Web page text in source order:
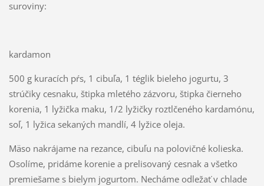
suroviny:
kardamon
500 g kuracích pŕs, 1 cibuľa, 1 téglik bieleho jogurtu, 3
strúčiky cesnaku, štipka mletého zázvoru, štipka čierneho
korenia, 1 lyžička maku, 1/2 lyžičky roztlčeného kardamónu,
soľ, 1 lyžica sekaných mandlí, 4 lyžice oleja.
Mäso nakrájame na rezance, cibuľu na polovičné kolieska.
Osolíme, pridáme korenie a prelisovaný cesnak a všetko
premiešame s bielym jogurtom. Necháme odležať v chlade